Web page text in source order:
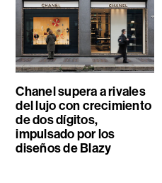
Chanel supera a rivales
del lujo con crecimiento
de dos dígitos,
impulsado por los
diseños de Blazy